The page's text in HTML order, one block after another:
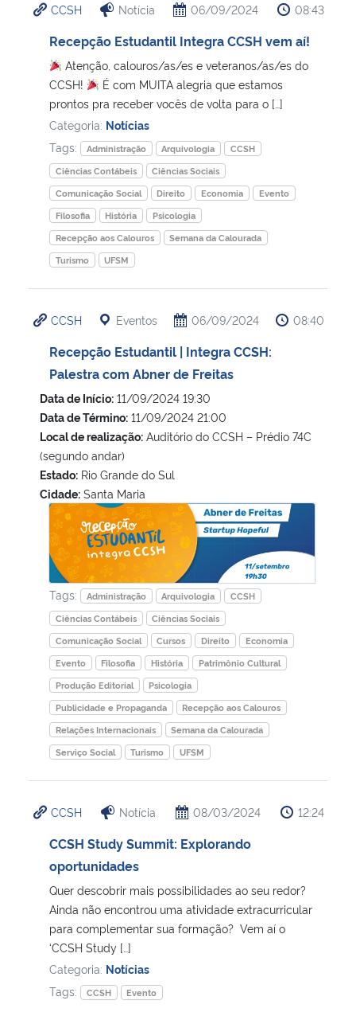
CCSH Notícia 06/09/2024 08:43
Recepção Estudantil Integra CCSH vem aí!
Atenção, calouros/as/es e veteranos/as/es do
CCSH!
É com MUITA alegria que estamos
prontos pra receber vocês de volta para o […]
Categoria: Notícias
Tags:
Administração Arquivologia
CCSH
Ciências Contábeis
Ciências Sociais
Comunicação Social
Direito Economia
Evento
Filosofia
História
Psicologia
Recepção aos Calouros
Semana da Calourada
Turismo
UFSM
CCSH Eventos 06/09/2024 08:40
Recepção Estudantil | Integra CCSH:
Palestra com Abner de Freitas
Data de Início: 11/09/2024 19:30
Data de Término: 11/09/2024 21:00
Local de realização: Auditório do CCSH – Prédio 74C
(segundo andar)
Estado: Rio Grande do Sul
Cidade: Santa Maria
Recepção Estudantil | Integra CCSH: Palestra com Abner
Tags: Administração Arquivologia
CCSH
Ciências Contábeis
Ciências Sociais
Comunicação Social
Cursos Direito
Economia
Evento
Filosofia História
Patrimônio Cultural
Produção Editorial
Psicologia
Publicidade e Propaganda
Recepção aos Calouros
Relações Internacionais
Semana da Calourada
Serviço Social
Turismo UFSM
CCSH Notícia 08/03/2024 12:24
CCSH Study Summit: Explorando
oportunidades
Quer descobrir mais possibilidades ao seu redor?
Ainda não encontrou uma atividade extracurricular
para complementar sua formação? Vem aí o
‘CCSH Study […]
Categoria: Notícias
Tags:
CCSH Evento